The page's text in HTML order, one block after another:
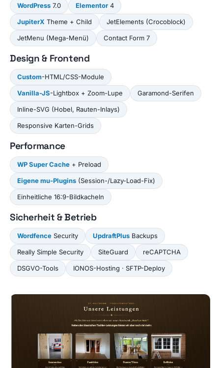
WordPress 7.0 Elementor 4
JupiterX Theme + Child JetElements (Crocoblock)
JetMenu (Mega-Menü) Contact Form 7
Design & Frontend
Custom-HTML/CSS-Module
Vanilla-JS-Lightbox + Zoom-Lupe Garamond-Serifen
Inline-SVG (Hobel, Rauten-Inlays)
Responsive Karten-Grids
Performance
WP Super Cache + Preload
Eigene mu-Plugins (Session-/Lazy-Load-Fix)
Einheitliche 16:9-Bildkacheln
Sicherheit & Betrieb
Wordfence Security UpdraftPlus Backups
Really Simple Security SiteGuard reCAPTCHA
DSGVO-Tools IONOS-Hosting · SFTP-Deploy